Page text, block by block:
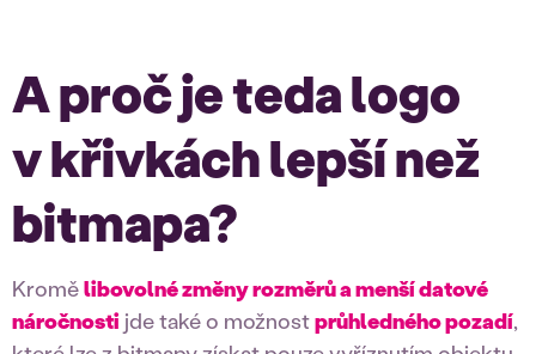
A proč je teda logo
v křivkách lepší než
bitmapa?
Kromělibovolné změny rozměrů a menší datové
náročnosti jde také o možnostprůhledného pozadí,